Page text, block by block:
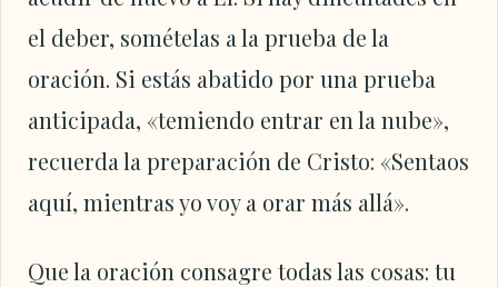
el deber, somételas a la prueba de la
oración. Si estás abatido por una prueba
anticipada, «temiendo entrar en la nube»,
recuerda la preparación de Cristo: «Sentaos
aquí, mientras yo voy a orar más allá».
Que la oración consagre todas las cosas: tu